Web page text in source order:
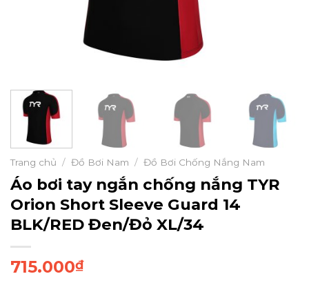
Trang chủ / Đồ Bơi Nam / Đồ Bơi Chống Nắng Nam
Áo bơi tay ngắn chống nắng TYR
Orion Short Sleeve Guard 14
BLK/RED Đen/Đỏ XL/34
715.000₫